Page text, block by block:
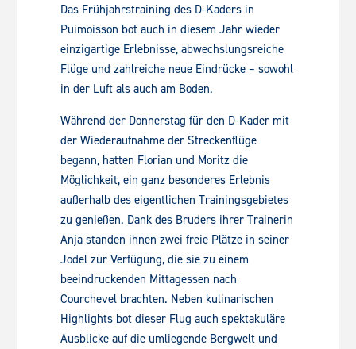
Das Frühjahrstraining des D-Kaders in
Puimoisson bot auch in diesem Jahr wieder
einzigartige Erlebnisse, abwechslungsreiche
Flüge und zahlreiche neue Eindrücke – sowohl
in der Luft als auch am Boden.
Während der Donnerstag für den D-Kader mit
der Wiederaufnahme der Streckenflüge
begann, hatten Florian und Moritz die
Möglichkeit, ein ganz besonderes Erlebnis
außerhalb des eigentlichen Trainingsgebietes
zu genießen. Dank des Bruders ihrer Trainerin
Anja standen ihnen zwei freie Plätze in seiner
Jodel zur Verfügung, die sie zu einem
beeindruckenden Mittagessen nach
Courchevel brachten. Neben kulinarischen
Highlights bot dieser Flug auch spektakuläre
Ausblicke auf die umliegende Bergwelt und